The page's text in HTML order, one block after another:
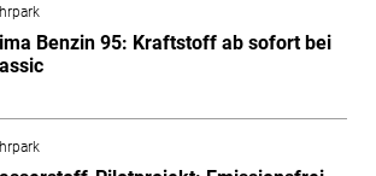
Benzin 95: Kraftstoff ab sofort bei